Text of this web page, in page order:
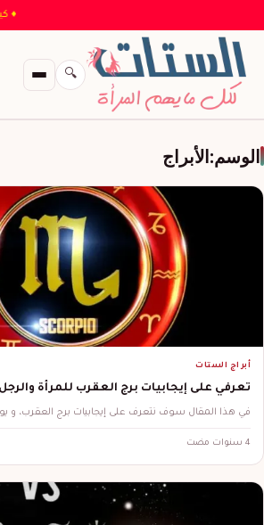
🔍
الوسم:الأبراج
أبراج الستات
تعرفي على إيجابيات برج العقرب للمرأة والرجل
في هذا المقال سوف نتعرف على إيجابيات برج العقرب، و
4 سنوات مضت